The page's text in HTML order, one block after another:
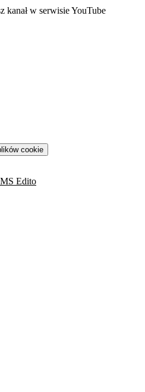
w nowej karcie
kanał w serwisie YouTube
cookie
Edito